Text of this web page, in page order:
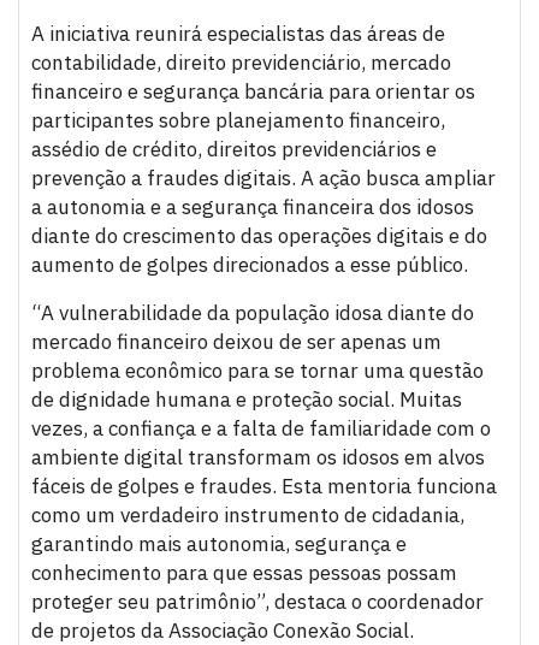
A iniciativa reunirá especialistas das áreas de
contabilidade, direito previdenciário, mercado
financeiro e segurança bancária para orientar os
participantes sobre planejamento financeiro,
assédio de crédito, direitos previdenciários e
prevenção a fraudes digitais. A ação busca ampliar
a autonomia e a segurança financeira dos idosos
diante do crescimento das operações digitais e do
aumento de golpes direcionados a esse público.
“A vulnerabilidade da população idosa diante do
mercado financeiro deixou de ser apenas um
problema econômico para se tornar uma questão
de dignidade humana e proteção social. Muitas
vezes, a confiança e a falta de familiaridade com o
ambiente digital transformam os idosos em alvos
fáceis de golpes e fraudes. Esta mentoria funciona
como um verdadeiro instrumento de cidadania,
garantindo mais autonomia, segurança e
conhecimento para que essas pessoas possam
proteger seu patrimônio”, destaca o coordenador
de projetos da Associação Conexão Social.